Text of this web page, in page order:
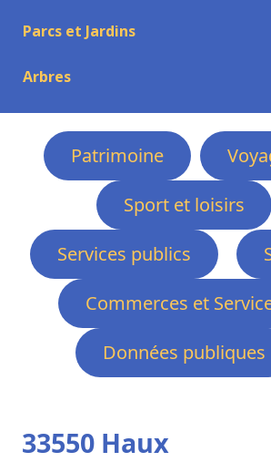
Parcs et Jardins
Arbres
Patrimoine
Sport et loisirs
Services publics
Commerces et
Données publiques
33550 Haux